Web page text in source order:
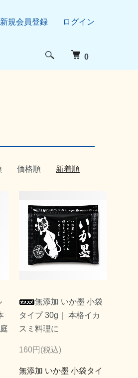
0
新規会員登録 ログイン
価格順 新着順
無添加 いか墨 小袋
タイプ 30g｜ 本格イカ
スミ料理に
160円(税込)
無添加 いか墨 小袋タイ